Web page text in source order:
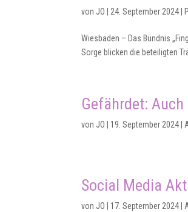
von JO | 24. September 2024|
Wiesbaden – Das Bündnis
Sorge blicken die beteiligten
Gefährdet:
von JO | 19. September 2024|
Social Media
von JO | 17. September 2024|